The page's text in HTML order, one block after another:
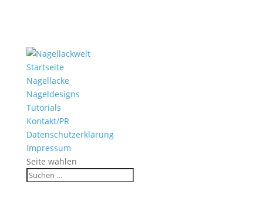
Startseite
Nagellacke
Nageldesigns
Tutorials
Kontakt/PR
Datenschutzerklärung
Impressum
Seite wählen